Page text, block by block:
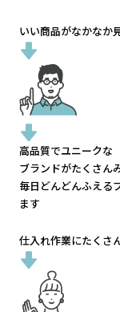
いい商品がなかなか
高品質でユニークな
ブランドがたくさん
毎日どんどんふえる
ます
仕入れ作業にたくさ